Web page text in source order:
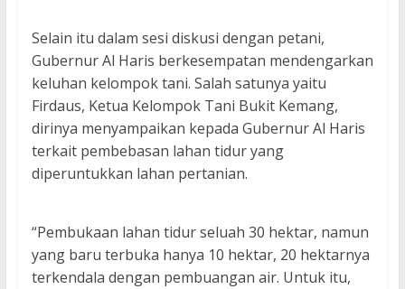
Selain itu dalam sesi diskusi dengan petani,
Gubernur Al Haris berkesempatan mendengarkan
keluhan kelompok tani. Salah satunya yaitu
Firdaus, Ketua Kelompok Tani Bukit Kemang,
dirinya menyampaikan kepada Gubernur Al Haris
terkait pembebasan lahan tidur yang
diperuntukkan lahan pertanian.
“Pembukaan lahan tidur seluah 30 hektar, namun
yang baru terbuka hanya 10 hektar, 20 hektarnya
terkendala dengan pembuangan air. Untuk itu,